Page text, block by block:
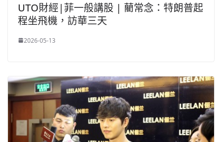
UTO財經|菲一般講股 | 藺常念：特朗普起
程坐飛機，訪華三天
2026-05-13